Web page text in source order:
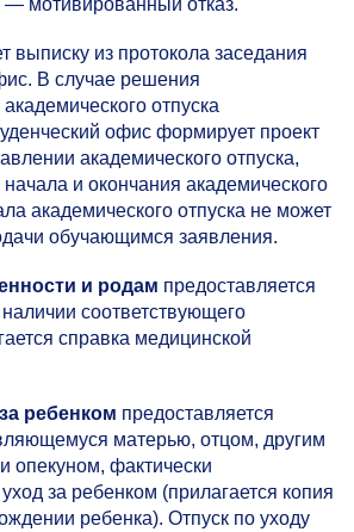
выписку из протокола заседания
В случае решения
отпуска
офис формирует проект
академического отпуска,
и окончания академического
академического отпуска не может
обучающимся заявления.
и родам предоставляется
соответствующего
справка медицинской
ребенком предоставляется
матерью, отцом, другим
опекуном, фактически
за ребенком (прилагается копия
ребенка). Отпуск по уходу